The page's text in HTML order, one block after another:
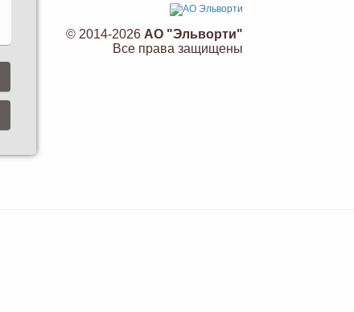
© 2014-2026 АО "Эльворти"
Все права защищены